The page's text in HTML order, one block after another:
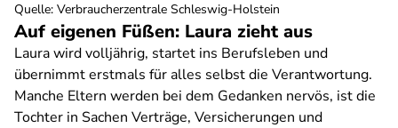
Auf eigenen Füßen: Laura zieht aus
Laura wird volljährig, startet ins Berufsleben und
übernimmt erstmals für alles selbst die Verantwortung.
Manche Eltern werden bei dem Gedanken nervös, ist die
Tochter in Sachen Verträge, Versicherungen und
Quelle: Verbraucherzentrale Schleswig-Holstein